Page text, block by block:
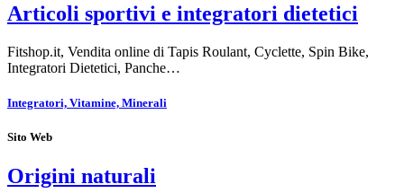
Articoli sportivi e integratori dietetici
Fitshop.it, Vendita online di Tapis Roulant, Cyclette, Spin Bike,
Integratori Dietetici, Panche…
Integratori, Vitamine, Minerali
Sito Web
Origini naturali